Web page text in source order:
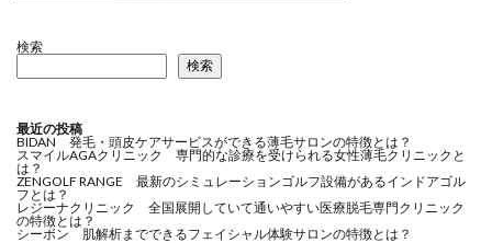
検索
検索
最近の投稿
BIDAN 発毛・頭皮ケアサービスができる薄毛サロンの特徴とは？
スマイルAGAクリニック 専門的な診療を受けられる女性薄毛クリニックと
は？
ZENGOLF RANGE 最新のシミュレーションゴルフ設備があるインドアゴル
フとは？
レジーナクリニック 全国展開していて通いやすい医療脱毛専門クリニック
の特徴とは？
シーボン 肌解析までできるフェイシャル体験サロンの特徴とは？